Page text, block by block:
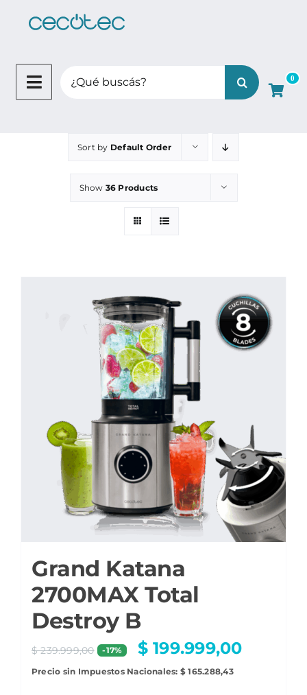
for:
0
Sort by Default Order
Show 36 Products
Grand Katana
2700MAX Total
Destroy B
$239.999,00 -17% $199.999,00
Precio sin Impuestos Nacionales: $ 165.288,43